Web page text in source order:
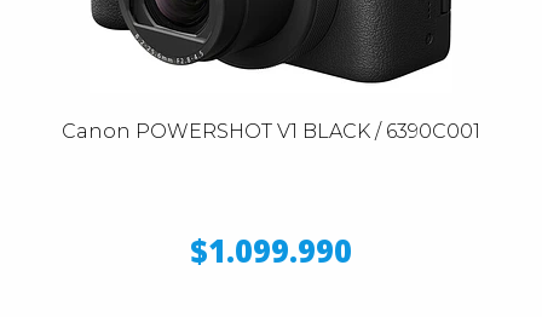
Canon POWERSHOT V1 BLACK / 6390C001
$1.099.990